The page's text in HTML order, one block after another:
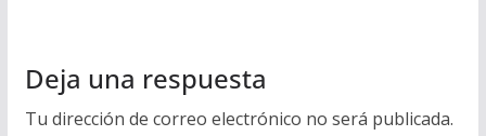
Deja una respuesta
Tu dirección de correo electrónico no será publicada.